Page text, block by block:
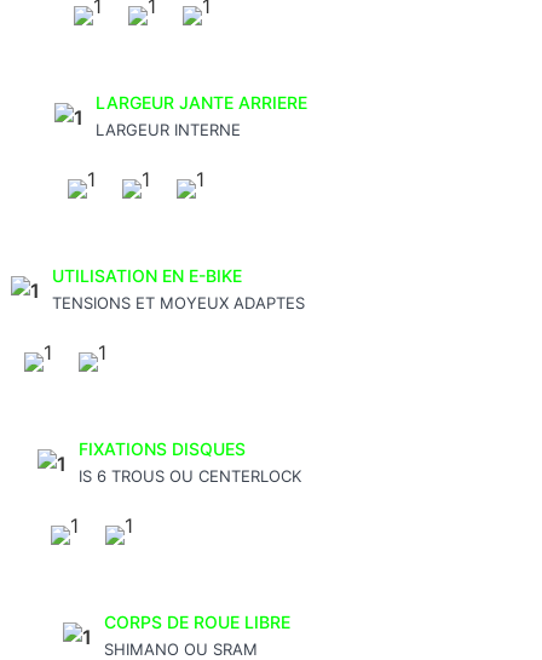
LARGEUR JANTE ARRIERE
LARGEUR INTERNE
UTILISATION EN E-BIKE
TENSIONS ET MOYEUX ADAPTES
FIXATIONS DISQUES
IS 6 TROUS OU CENTERLOCK
CORPS DE ROUE LIBRE
SHIMANO OU SRAM